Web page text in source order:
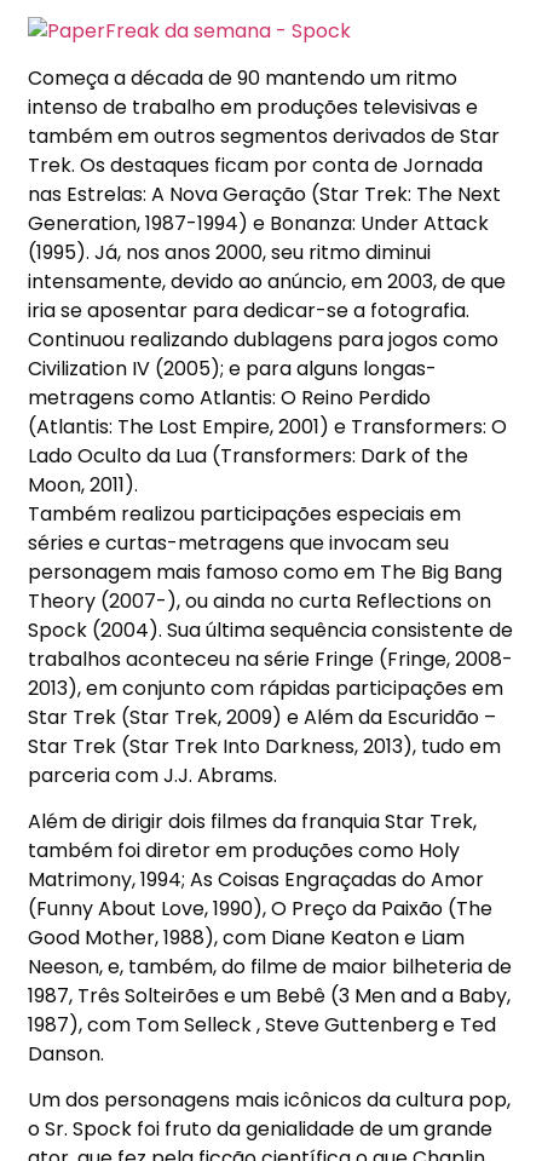
Começa a década de 90 mantendo um ritmo
intenso de trabalho em produções televisivas e
também em outros segmentos derivados de Star
Trek. Os destaques ficam por conta de Jornada
nas Estrelas: A Nova Geração (Star Trek: The Next
Generation, 1987-1994) e Bonanza: Under Attack
(1995). Já, nos anos 2000, seu ritmo diminui
intensamente, devido ao anúncio, em 2003, de que
iria se aposentar para dedicar-se a fotografia.
Continuou realizando dublagens para jogos como
Civilization IV (2005); e para alguns longas-
metragens como Atlantis: O Reino Perdido
(Atlantis: The Lost Empire, 2001) e Transformers: O
Lado Oculto da Lua (Transformers: Dark of the
Moon, 2011).
Também realizou participações especiais em
séries e curtas-metragens que invocam seu
personagem mais famoso como em The Big Bang
Theory (2007-), ou ainda no curta Reflections on
Spock (2004). Sua última sequência consistente de
trabalhos aconteceu na série Fringe (Fringe, 2008-
2013), em conjunto com rápidas participações em
Star Trek (Star Trek, 2009) e Além da Escuridão –
Star Trek (Star Trek Into Darkness, 2013), tudo em
parceria com J.J. Abrams.
Além de dirigir dois filmes da franquia Star Trek,
também foi diretor em produções como Holy
Matrimony, 1994; As Coisas Engraçadas do Amor
(Funny About Love, 1990), O Preço da Paixão (The
Good Mother, 1988), com Diane Keaton e Liam
Neeson, e, também, do filme de maior bilheteria de
1987, Três Solteirões e um Bebê (3 Men and a Baby,
1987), com Tom Selleck , Steve Guttenberg e Ted
Danson.
Um dos personagens mais icônicos da cultura pop,
o Sr. Spock foi fruto da genialidade de um grande